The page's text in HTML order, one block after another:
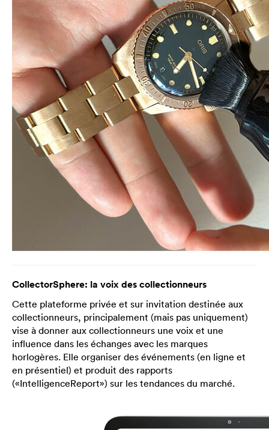
CollectorSphere: la voix des collectionneurs
Cette plateforme privée et sur invitation destinée aux
collectionneurs, principalement (mais pas uniquement)
vise à donner aux collectionneurs une voix et une
influence dans les échanges avec les marques
horlogères. Elle organiser des événements (en ligne et
en présentiel) et produit des rapports
(«IntelligenceReport») sur les tendances du marché.